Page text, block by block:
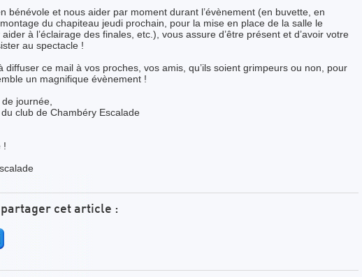
bénévole et nous aider par moment durant l’évènement (en buvette, en
du chapiteau jeudi prochain, pour la mise en place de la salle le
à l’éclairage des finales, etc.), vous assure d’être présent et d’avoir votre
au spectacle !
diffuser ce mail à vos proches, vos amis, qu’ils soient grimpeurs ou non, pour
un magnifique évènement !
journée,
club de Chambéry Escalade
!
partager cet article :